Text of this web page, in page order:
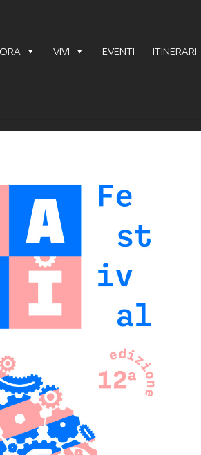
VIVI EVENTI ITINERARI